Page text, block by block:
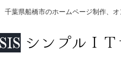
千葉県船橋市のホームページ制作、オ